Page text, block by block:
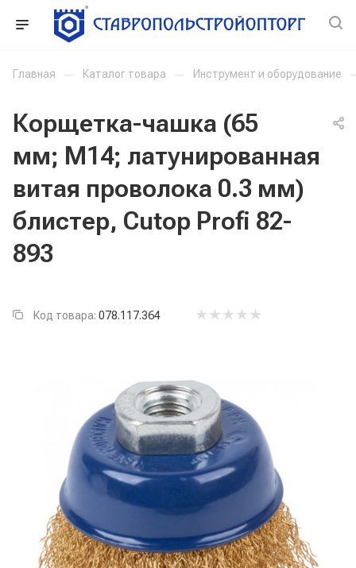
Главная — Каталог товара — Инструмент и оборудование
Корщетка-чашка (65
мм; М14; латунированная
витая проволока 0.3 мм)
блистер, Cutop Profi 82-
893
Код товара: 078.117.364